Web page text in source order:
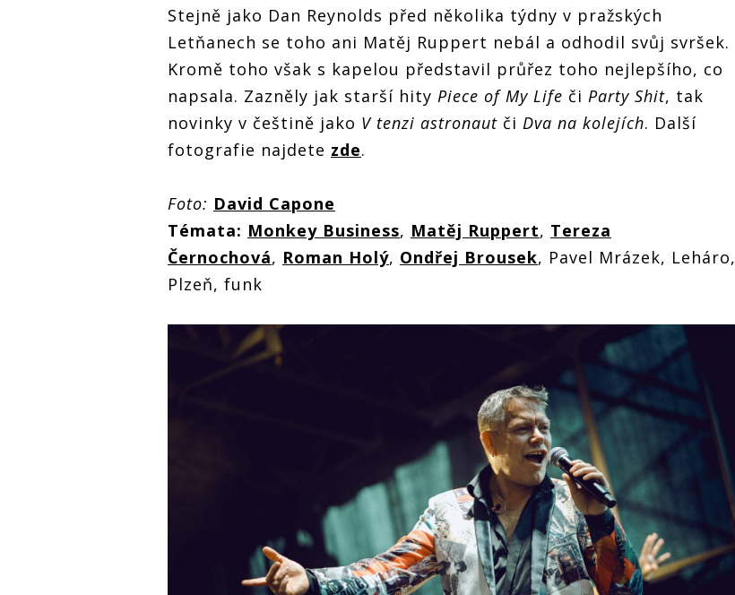
Stejně jako Dan Reynolds před několika týdny v pražských
Letňanech se toho ani Matěj Ruppert nebál a odhodil svůj svršek.
Kromě toho však s kapelou představil průřez toho nejlepšího, co
napsala. Zazněly jak starší hity Piece of My Life či Party Shit, tak
novinky v češtině jako V tenzi astronaut či Dva na kolejích. Další
fotografie najdete zde.
Foto: David Capone
Témata: Monkey Business, Matěj Ruppert, Tereza
Černochová, Roman Holý, Ondřej Brousek, Pavel Mrázek, Leháro,
Plzeň, funk